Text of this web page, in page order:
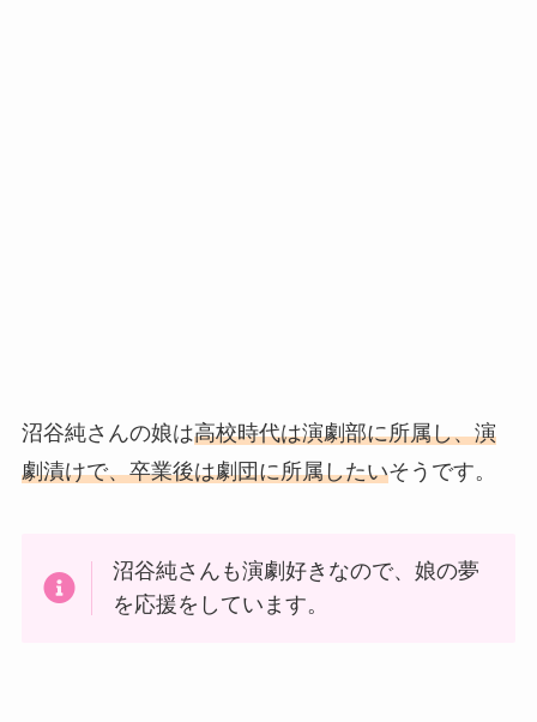
沼谷純さんの娘は高校時代は演劇部に所属し、演
劇漬けで、卒業後は劇団に所属したいそうです。
沼谷純さんも演劇好きなので、娘の夢
を応援をしています。